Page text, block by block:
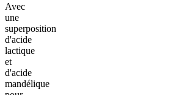
Avec
une
superposition
d'acide
lactique
et
d'acide
mandélique